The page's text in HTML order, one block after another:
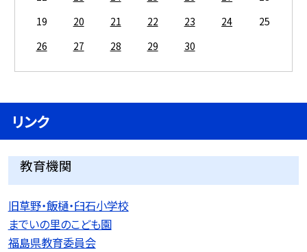
19
20 21 22 23 24
25
26
27 28 29 30
リンク
教育機関
旧草野・飯樋・臼石小学校
までいの里のこども園
福島県教育委員会